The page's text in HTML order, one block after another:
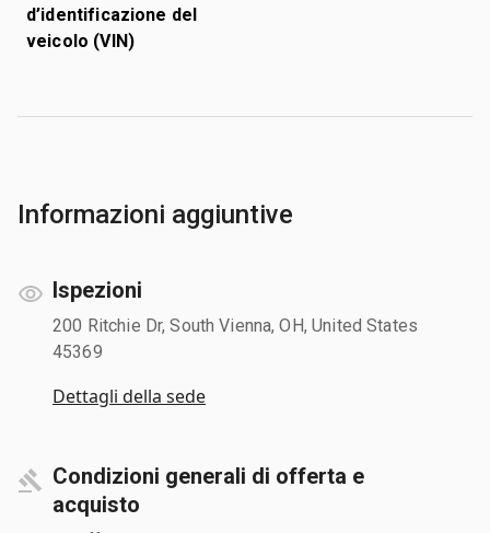
d’identificazione del
veicolo (VIN)
Informazioni aggiuntive
Ispezioni
200 Ritchie Dr, South Vienna, OH, United States
45369
Dettagli della sede
Condizioni generali di offerta e
acquisto